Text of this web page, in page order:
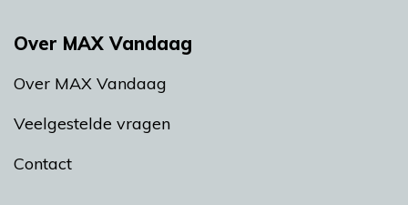
Over MAX Vandaag
Over MAX Vandaag
Veelgestelde vragen
Contact